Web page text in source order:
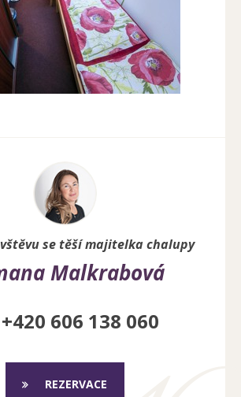
se těší majitelka chalupy
Malkrabová
+420 606 138 060
REZERVACE